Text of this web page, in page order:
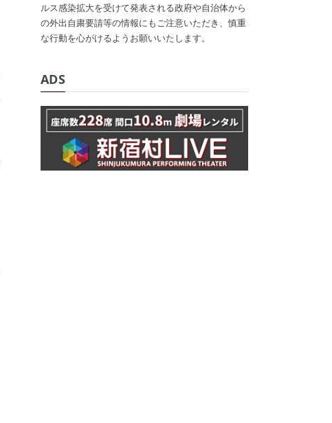
ルス感染拡大を受けて発表される政府や自治体から
の外出自粛要請等の情報にもご注意いただき、慎重
な行動を心がけるようお願いいたします。
ADS